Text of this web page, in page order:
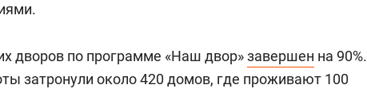
дворов по программе «Наш двор»завершен на 90%.
затронули около 420 домов, где проживают 100